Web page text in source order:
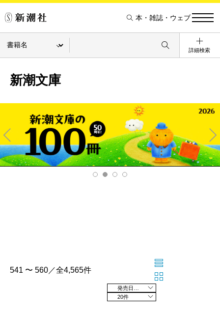
本・雑誌・ウェブ
詳細検索
新潮文庫
Pre
v
Ne
xt
541 〜 560／全4,565件
20件